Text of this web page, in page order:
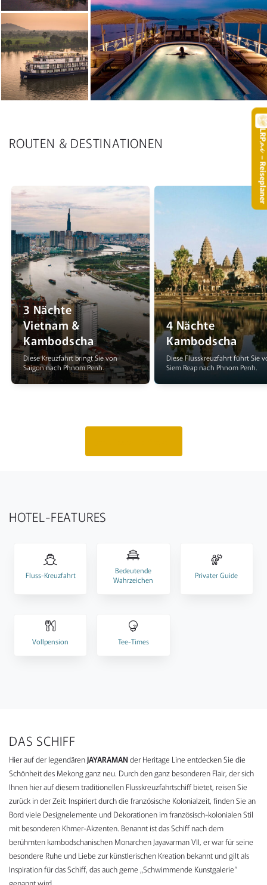
–
ROUTEN & DESTINATIONEN
3 Nächte
Vietnam &
Kambodscha
Diese Kreuzfahrt bringt Sie von
Saigon nach Phnom Penh.
4 Nächte
Kambodscha
Diese Flusskreuzfahrt führt Sie
Siem Reap nach Phnom Penh.
HOTEL-FEATURES
Fluss-Kreuzfahrt
Bedeutende
Wahrzeichen
Privater Guide
Vollpension Tee-Times
DAS SCHIFF
Hier auf der legendärenJAYARAMAN der Heritage Line entdecken Sie die
Schönheit des Mekong ganz neu. Durch den ganz besonderen Flair, der sich
Ihnen hier auf diesem traditionellen Flusskreuzfahrtschiff bietet, reisen Sie
zurück in der Zeit: Inspiriert durch die französische Kolonialzeit, finden Sie an
Bord viele Designelemente und Dekorationen im französisch-kolonialen Stil
mit besonderen Khmer-Akzenten. Benannt ist das Schiff nach dem
berühmten kambodschanischen Monarchen Jayavarman VII, er war für seine
besondere Ruhe und Liebe zur künstlerischen Kreation bekannt und gilt als
Inspiration für das Schiff, das auch gerne „Schwimmende Kunstgalerie“